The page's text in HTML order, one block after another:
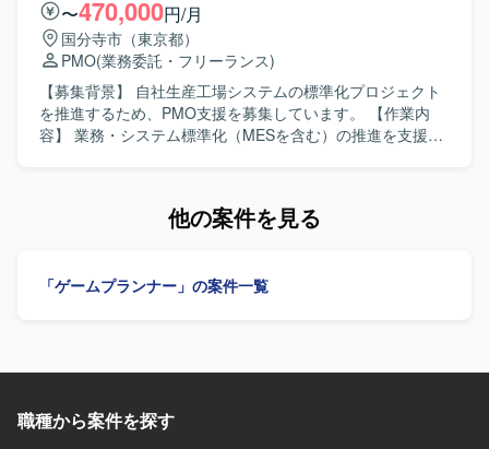
備されており、ご希望に応じて必要な機材や勉強会参加、
R&D等の技術投資が行われます。快適なオフィス環境やリ
ラクゼーションスペースなども備えた開発環境となってお
ります。
ス要件を両立させながら、顧客や関係チームとの技術的な
合意形成を推進いただきます。 リード枠とメンバー枠での
募集を想定しており、リードとサブの2名体制で提案および
要件定義フェーズを遂行していただきます。 主な業務内容
として、提案フェーズにおけるグランドデザイン策定、シ
ステム構成図およびアーキテクチャ案の作成、提案書にお
最適化や顧客ビジネスへの貢献を意識しながら、実案件で
いた提案や設計ができ、関係者との調整や合意形成を粘り
わることができるポジションです。 ビジネス要件と技術要
で一気通貫で携わることで、アーキテクトとしての経験値
〜470,000円/月
国分寺市（東京都）
PMO(業務委託・フリーランス)
【募集背景】 自社生産工場システムの標準化プロジェクト
を推進するため、PMO支援を募集しています。 【作業内
容】 業務・システム標準化（MESを含む）の推進を支援し
義の完了後は、要件定義・計画フェーズへの移行を支援し
る方を求めています。 【ポジションの魅力】 製造IT・MES
DB関連ドキュメントとしてテーブル定義書、ER図を扱いま
他の案件を見る
「ゲームプランナー」の案件一覧
職種から案件を探す